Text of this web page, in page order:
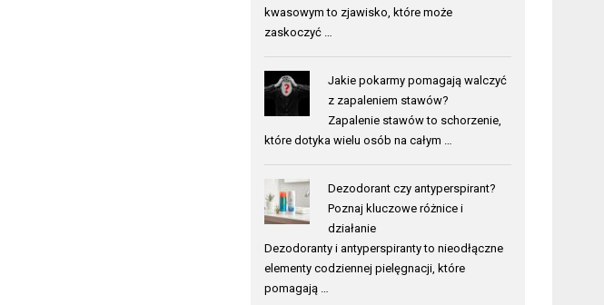
kwasowym to zjawisko, które może
zaskoczyć …
Jakie pokarmy pomagają walczyć
z zapaleniem stawów?
Zapalenie stawów to schorzenie,
które dotyka wielu osób na całym …
Dezodorant czy antyperspirant?
Poznaj kluczowe różnice i
działanie
Dezodoranty i antyperspiranty to nieodłączne
elementy codziennej pielęgnacji, które
pomagają …